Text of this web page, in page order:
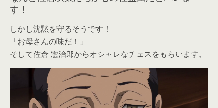
す！
しかし沈黙を守るそうです！
「お母さんの味だ！」
そして佐倉 惣治郎からオシャレなチェスをもらいます。